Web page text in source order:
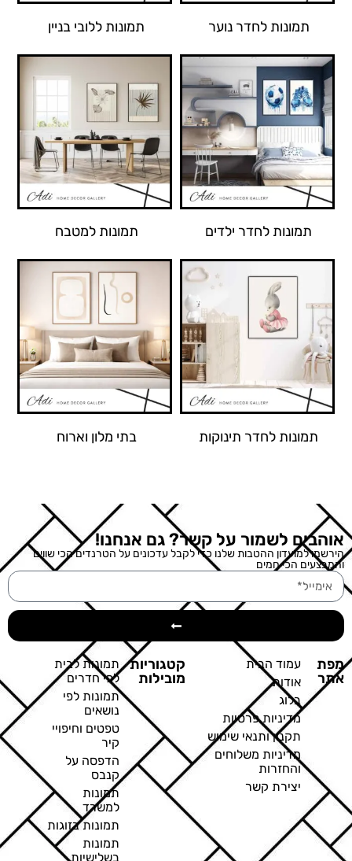
תמונות לחדר נוער תמונות ללובי בניין
תמונות לחדר ילדים תמונות למטבח
תמונות לחדר תינוקות בתי מלון וארוח
אוהבים לשמור על קשר? גם אנחנו!
הירשמו למועדון ההטבות שלנו כדי לקבל עדכונים על הטרנדים הכי שווים
והמבצעים הכי חמים
מפת
אתר
עמוד הבית
אודות
בלוג
מדיניות פרטיות
תקנון ותנאי שימוש
מדיניות משלוחים
והחזרות
יצירת קשר
קטגוריות
מובילות
תמונות לבית
לפי חדרים
תמונות לפי
נושאים
טפטים וחיפויי
קיר
הדפסה על
קנבס
תמונות
למשרד
תמונות בזוגות
תמונות
בשלישיות